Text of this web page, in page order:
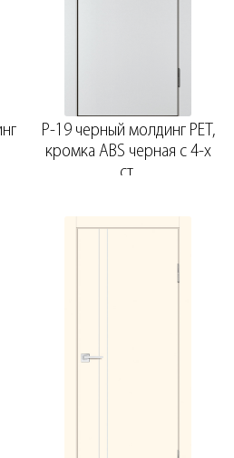
P-19 черный молдинг PET,
кромка ABS черная c 4-х
ст.